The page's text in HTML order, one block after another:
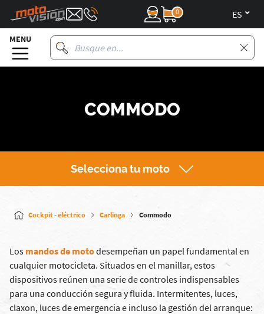
0
MENU
COMMODO
Selecciona tu moto
Cockpit - eléctrico Carlinga Commodo
Los mandos de motodesempeñan un papel fundamental en
cualquier motocicleta. Situados en el manillar, estos
dispositivos reúnen una serie de controles indispensables
para una conducción segura y fluida. Intermitentes, luces,
claxon, luces de emergencia e incluso la gestión del arranque: